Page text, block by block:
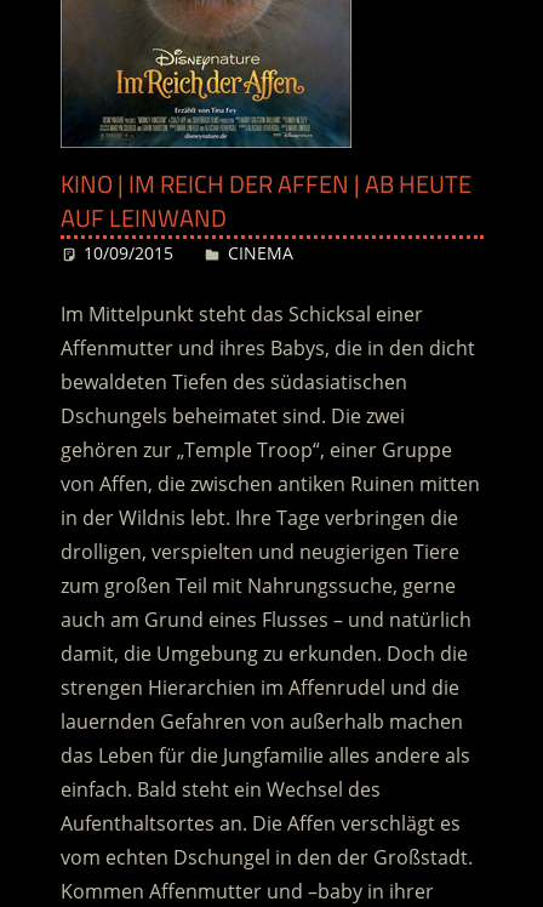
KINO | IM REICH DER AFFEN | AB HEUTE
AUF LEINWAND
10/09/2015 Desiree
CINEMA
Im Mittelpunkt steht das Schicksal einer
Affenmutter und ihres Babys, die in den dicht
bewaldeten Tiefen des südasiatischen
Dschungels beheimatet sind. Die zwei
gehören zur „Temple Troop“, einer Gruppe
von Affen, die zwischen antiken Ruinen mitten
in der Wildnis lebt. Ihre Tage verbringen die
drolligen, verspielten und neugierigen Tiere
zum großen Teil mit Nahrungssuche, gerne
auch am Grund eines Flusses – und natürlich
damit, die Umgebung zu erkunden. Doch die
strengen Hierarchien im Affenrudel und die
lauernden Gefahren von außerhalb machen
das Leben für die Jungfamilie alles andere als
einfach. Bald steht ein Wechsel des
Aufenthaltsortes an. Die Affen verschlägt es
vom echten Dschungel in den der Großstadt.
Kommen Affenmutter und –baby in ihrer